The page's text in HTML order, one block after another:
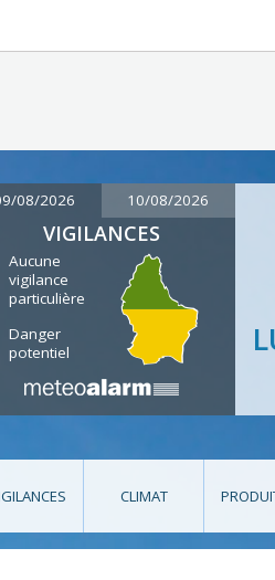
08/2026 10/08/2026
VIGILANCES
Aucune
vigilance
particulière
Danger
potentiel
CLIMAT